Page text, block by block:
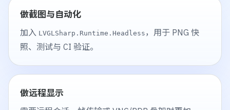
做截图与自动化
加入 LVGLSharp.Runtime.Headless ，用于 PNG 快
照、测试与 CI 验证。
做远程显示